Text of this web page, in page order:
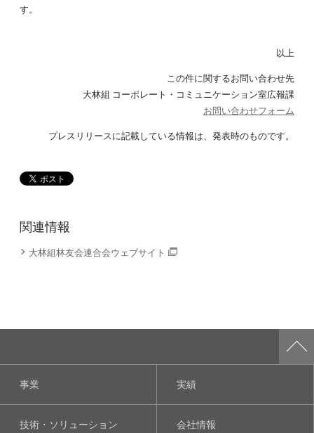
す。
以上
この件に関するお問い合わせ先
大林組 コーポレート・コミュニケーション室広報課
お問い合わせフォーム
プレスリリースに記載している情報は、発表時のものです。
関連情報
大林組林友会連合会ウェブサイト
事業 実績
技術・ソリューション 会社情報